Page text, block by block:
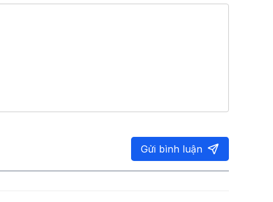
Gửi bình luận